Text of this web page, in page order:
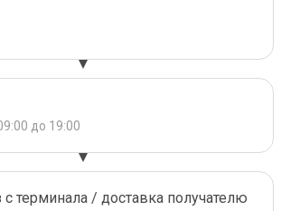
до 19:00
терминала / доставка получателю